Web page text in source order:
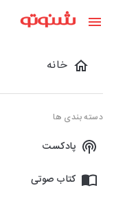
خانه
دسته بندی ها
پادکست
کتاب صوتی